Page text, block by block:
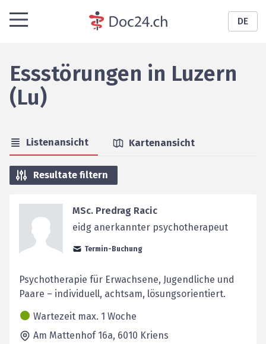
DE
Essstörungen in Luzern
(Lu)
Listenansicht Kartenansicht
Resultate filtern
MSc. Predrag Racic
eidg anerkannter psychotherapeut
Termin-Buchung
Psychotherapie für Erwachsene, Jugendliche und
Paare – individuell, achtsam, lösungsorientiert.
Wartezeit max. 1 Woche
Am Mattenhof 16a, 6010 Kriens